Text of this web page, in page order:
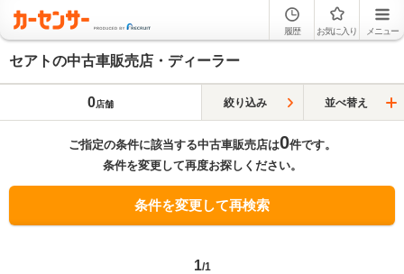
履歴 お気に入り メニュー
セアトの中古車販売店・ディーラー
0店舗 絞り込み 並べ替え
ご指定の条件に該当する中古車販売店は0件です。
条件を変更して再度お探しください。
条件を変更して再検索
1/1